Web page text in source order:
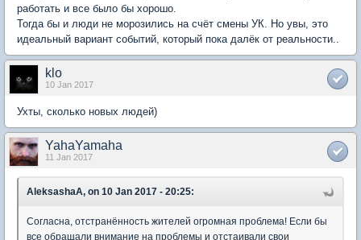
работать и все было бы хорошо.
Тогда бы и люди не морозились на счёт смены УК. Но увы, это
идеальный вариант событий, который пока далёк от реальности..
klo
10 Jan 2017
Ухты, сколько новых людей)
YahaYamaha
11 Jan 2017
AleksashaA, on 10 Jan 2017 - 20:25:
Согласна, отстранённость жителей огромная проблема! Если бы
все обращали внимание на проблемы и отстаивали свои